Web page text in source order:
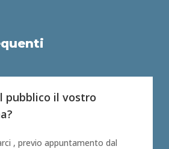
pubblico il vostro
, previo appuntamento dal